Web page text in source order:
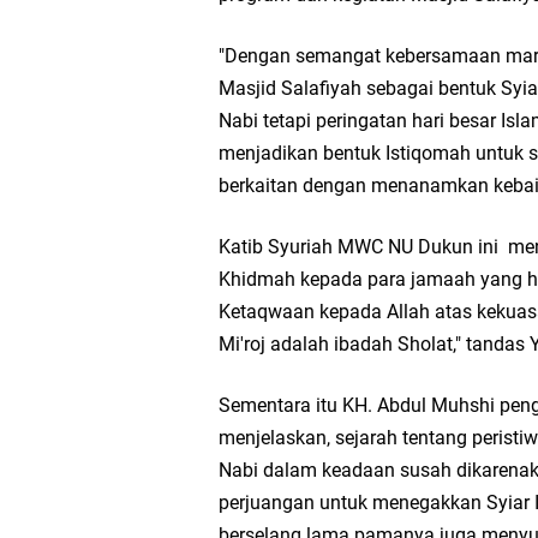
Selamat Tahun Baru
PDUF MUI Jatim
Hari Jadi Pertama
Pemdes Cibanteng
Zakat Produktif
Karang Taruna
Nila Yani Apresiasi
"Dengan semangat kebersamaan
Masjid Salafiyah sebagai bentuk
Nabi tetapi peringatan hari besar
menjadikan bentuk Istiqomah untuk
berkaitan dengan menanamkan
Katib Syuriah MWC NU Dukun ini
Khidmah kepada para jamaah yang
Ketaqwaan kepada Allah atas
Mi'roj adalah ibadah Sholat," tandas
Sementara itu KH. Abdul Muhshi
menjelaskan, sejarah tentang
Nabi dalam keadaan susah
perjuangan untuk menegakkan